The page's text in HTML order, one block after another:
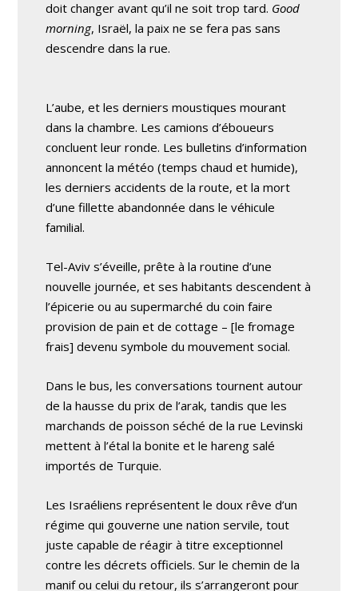
doit changer avant qu’il ne soit trop tard. Good
morning, Israël, la paix ne se fera pas sans
descendre dans la rue.
L’aube, et les derniers moustiques mourant
dans la chambre. Les camions d’éboueurs
concluent leur ronde. Les bulletins d’information
annoncent la météo (temps chaud et humide),
les derniers accidents de la route, et la mort
d’une fillette abandonnée dans le véhicule
familial.
Tel-Aviv s’éveille, prête à la routine d’une
nouvelle journée, et ses habitants descendent à
l’épicerie ou au supermarché du coin faire
provision de pain et de cottage – [le fromage
frais] devenu symbole du mouvement social.
Dans le bus, les conversations tournent autour
de la hausse du prix de l’arak, tandis que les
marchands de poisson séché de la rue Levinski
mettent à l’étal la bonite et le hareng salé
importés de Turquie.
Les Israéliens représentent le doux rêve d’un
régime qui gouverne une nation servile, tout
juste capable de réagir à titre exceptionnel
contre les décrets officiels. Sur le chemin de la
manif ou celui du retour, ils s’arrangeront pour